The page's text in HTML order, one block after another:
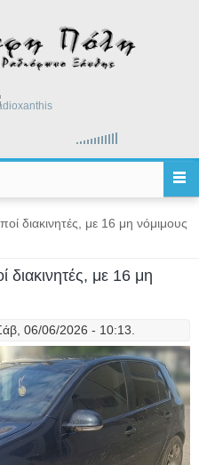
διακινητές, με 16 μη νόμιμους
με 16 μη
06/06/2026 - 10:13.